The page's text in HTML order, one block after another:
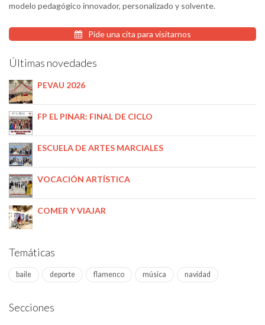
modelo pedagógico innovador, personalizado y solvente.
Pide una cita para visitarnos
Últimas novedades
PEVAU 2026
FP EL PINAR: FINAL DE CICLO
ESCUELA DE ARTES MARCIALES
VOCACIÓN ARTÍSTICA
COMER Y VIAJAR
Temáticas
baile deporte flamenco música navidad
Secciones